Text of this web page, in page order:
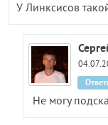
У Линксисов
Не могу